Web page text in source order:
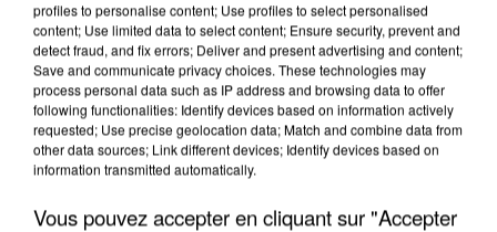
APRÈS TOUTES CES CANICULES, LES REFUGES
DE FAUNE SAUVAGE SONT...
profiles to personalise content; Use profiles to select personalised
content; Use limited data to select content; Ensure security, prevent and
detect fraud, and fix errors; Deliver and present advertising and content;
Save and communicate privacy choices. These technologies may
process personal data such as IP address and browsing data to offer
following functionalities: Identify devices based on information actively
requested; Use precise geolocation data; Match and combine data from
other data sources; Link different devices; Identify devices based on
information transmitted automatically.
Vous pouvez accepter en cliquant sur "Accepter